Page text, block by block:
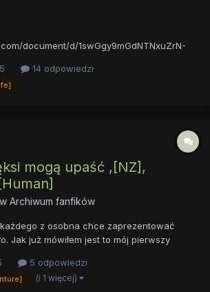
document/d/1swGgy9mGdNTNxuZrN-
otagowania tego opowiadania więc
tagu nie ma, albo gdy dopiszę jakiś
14 odpowiedzi
mogą upaść ,[NZ],
w Archiwum fanfików
z osobna chce zaprezentować
Jak już mówiłem jest to mój pierwszy
krótki ale inne rozdziały postaram się
tu serii the elder scrolls (konkre...
5 odpowiedzi
(i 1 więcej)